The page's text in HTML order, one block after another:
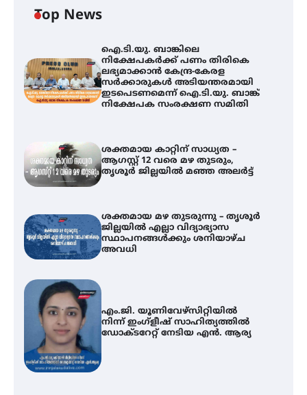
Top News
ഐ.ടി.യു. ബാങ്കിലെ
നിക്ഷേപകർക്ക് പണം തിരികെ
ലഭ്യമാക്കാൻ കേന്ദ്ര-കേരള
സർക്കാരുകൾ അടിയന്തരമായി
ഇടപെടണമെന്ന് ഐ.ടി.യു. ബാങ്ക്
നിക്ഷേപക സംരക്ഷണ സമിതി
ശക്തമായ കാറ്റിന് സാധ്യത –
ആഗസ്റ്റ് 12 വരെ മഴ തുടരും,
തൃശൂർ ജില്ലയിൽ മഞ്ഞ അലർട്ട്
ശക്തമായ മഴ തുടരുന്നു – തൃശൂർ
ജില്ലയിൽ എല്ലാ വിദ്യാഭ്യാസ
സ്ഥാപനങ്ങൾക്കും ശനിയാഴ്ച
അവധി
എം.ജി. യൂണിവേഴ്‌സിറ്റിയിൽ
നിന്ന് ഇംഗ്ളീഷ് സാഹിത്യത്തിൽ
ഡോക്ടറേറ്റ് നേടിയ എൻ. ആര്യ